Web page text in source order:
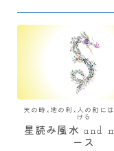
天の時×地の利×人の和に
ける
星読み風水 and
ース